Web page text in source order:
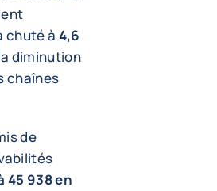
chuté à 4,6
diminution
chaînes
de
45 938 en